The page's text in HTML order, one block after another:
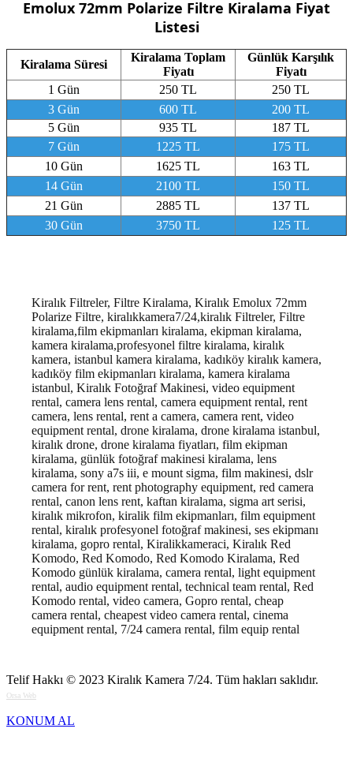
Emolux 72mm Polarize Filtre Kiralama Fiyat
Listesi
Kiralama Süresi
Kiralama Toplam
Fiyatı
Günlük Karşılık
Fiyatı
1 Gün
250 TL
250 TL
3 Gün
600 TL
200 TL
5 Gün
935 TL
187 TL
7 Gün
1225 TL
175 TL
10 Gün
1625 TL
163 TL
14 Gün
2100 TL
150 TL
21 Gün
2885 TL
137 TL
30 Gün
3750 TL 125 TL
Kiralık Filtreler, Filtre Kiralama, Kiralık Emolux 72mm
Polarize Filtre, kiralıkkamera7/24,kiralık Filtreler, Filtre
kiralama,film ekipmanları kiralama, ekipman kiralama,
kamera kiralama,profesyonel filtre kiralama, kiralık
kamera, istanbul kamera kiralama, kadıköy kiralık kamera,
kadıköy film ekipmanları kiralama, kamera kiralama
istanbul, Kiralık Fotoğraf Makinesi, video equipment
rental, camera lens rental, camera equipment rental, rent
camera, lens rental, rent a camera, camera rent, video
equipment rental, drone kiralama, drone kiralama istanbul,
kiralık drone, drone kiralama fiyatları, film ekipman
kiralama, günlük fotoğraf makinesi kiralama, lens
kiralama, sony a7s iii, e mount sigma, film makinesi, dslr
camera for rent, rent photography equipment, red camera
rental, canon lens rent, kaftan kiralama, sigma art serisi,
kiralık mikrofon, kiralik film ekipmanları, film equipment
rental, kiralık profesyonel fotoğraf makinesi, ses ekipmanı
kiralama, gopro rental, Kiralikkameraci, Kiralık Red
Komodo, Red Komodo, Red Komodo Kiralama, Red
Komodo günlük kiralama, camera rental, light equipment
rental, audio equipment rental, technical team rental, Red
Komodo rental, video camera, Gopro rental, cheap
camera rental, cheapest video camera rental, cinema
equipment rental, 7/24 camera rental, film equip rental
Telif Hakkı © 2023 Kiralık Kamera 7/24. Tüm hakları saklıdır.
Orsa Web
KONUM AL